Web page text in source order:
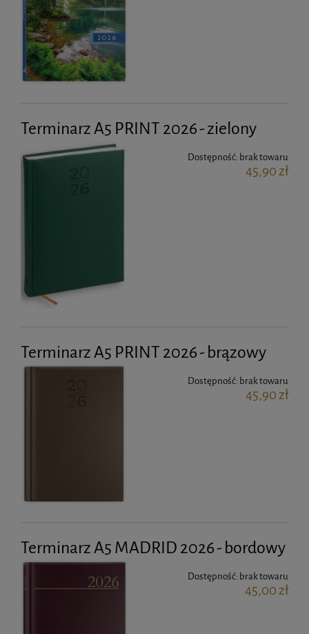
Terminarz A5 PRINT 2026 - zielony
Dostępność: brak towaru
45,90 zł
Terminarz A5 PRINT 2026 - brązowy
Dostępność: brak towaru
45,90 zł
Terminarz A5 MADRID 2026 - bordowy
Dostępność: brak towaru
45,00 zł